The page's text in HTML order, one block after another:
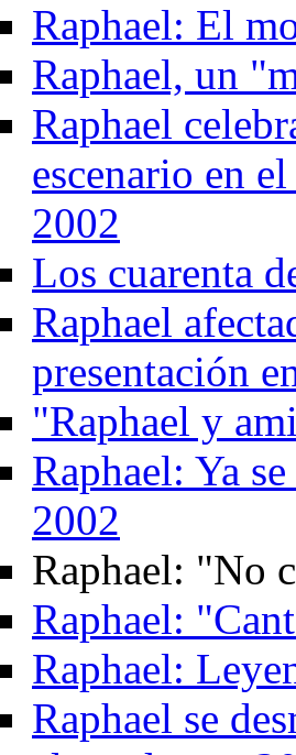
Raphael: El
Raphael, un
Raphael
escenario en
2002
Los cuarenta
Raphael
presentación
"Raphael y
Raphael: Ya
2002
Raphael: "No
Raphael:
Raphael:
Raphael se